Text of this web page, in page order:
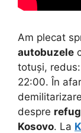
Am plecat
autobuzele
totuși,
22:00. În
despre
Kosovo. La